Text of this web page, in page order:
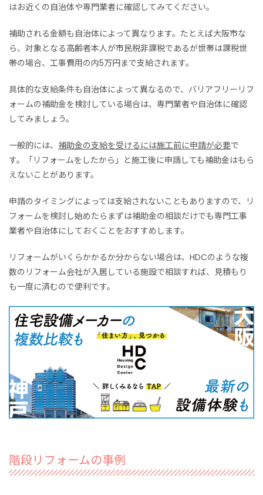
はお近くの自治体や専門業者に確認してみてください。
補助される金額も自治体によって異なります。たとえば大阪市な
ら、対象となる高齢者本人が市民税非課税であるが世帯は課税世
帯の場合、工事費用の内5万円まで支給されます。
具体的な支給条件も自治体によって異なるので、バリアフリーリフ
ォームの補助金を検討している場合は、専門業者や自治体に確認
してみましょう。
一般的には、 補助金の支給を受けるには施工前に申請が必要で
す。
「リフォームをしたから 」 と施工後に申請しても補助金はもら
えないことがあります。
申請のタイミングによっては支給されないこともありますので、リ
フォームを検討し始めたらまずは補助金の相談だけでも専門工事
業者や自治体にしておくことをおすすめします。
リフォームがいくらかかるか分からない場合は、 HDCのよう な複
数のリフォーム会社が入居している施設で相談すれば、見積もり
も一度に済むので便利です。
階段リフォームの事例